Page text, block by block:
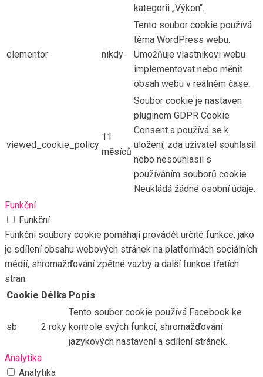
kategorii „Výkon“.
elementor nikdy
Tento soubor cookie používá
téma WordPress webu.
Umožňuje vlastníkovi webu
implementovat nebo měnit
obsah webu v reálném čase.
viewed_cookie_policy
11
měsíců
Soubor cookie je nastaven
pluginem GDPR Cookie
Consent a používá se k
uložení, zda uživatel souhlasil
nebo nesouhlasil s
používáním souborů cookie.
Neukládá žádné osobní údaje.
Funkční
Funkční
Funkční soubory cookie pomáhají provádět určité funkce, jako
je sdílení obsahu webových stránek na platformách sociálních
médií, shromažďování zpětné vazby a další funkce třetích
stran.
Cookie Délka Popis
sb 2 roky
Tento soubor cookie používá Facebook ke
kontrole svých funkcí, shromažďování
jazykových nastavení a sdílení stránek.
Analytika
Analytika